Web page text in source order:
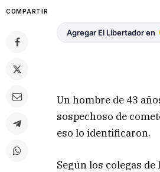
COMPARTIR
Agregar El Libertador en
Un hombre de 43
sospechoso de
eso lo identificaron.
Según los colegas